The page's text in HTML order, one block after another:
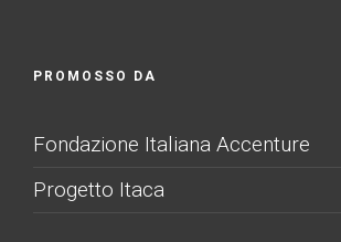
PROMOSSO DA
Fondazione Italiana Accenture
Progetto Itaca